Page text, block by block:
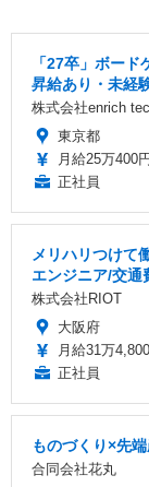
「27卒」ボー
昇給あり・未経
株式会社enrich
東京都
月給25万400
正社員
メリハリつけて
エンジニア/交通
株式会社RIOT
大阪府
月給31万
正社員
ものづくり×先
合同会社花丸